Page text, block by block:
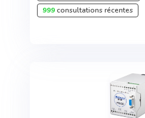
999consultations récentes